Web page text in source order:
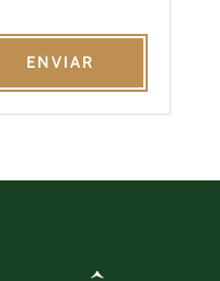
ENVIAR